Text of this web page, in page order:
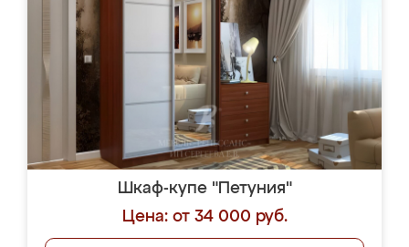
Шкаф-купе "Петуния"
Цена: от 34 000 руб.